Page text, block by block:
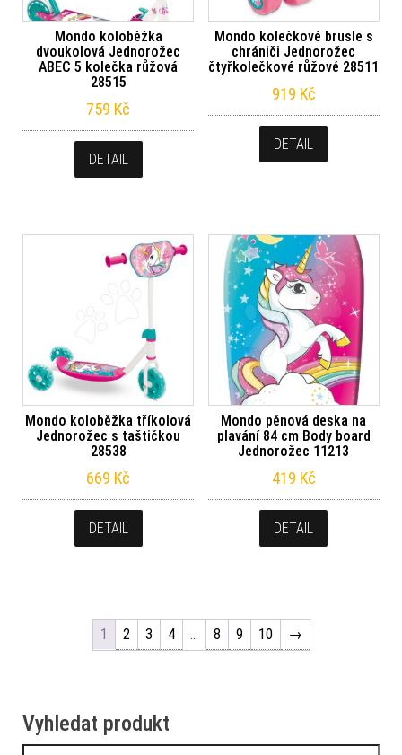
Mondo koloběžka
dvoukolová Jednorožec
ABEC 5 kolečka růžová
28515
759 Kč
DETAIL
Mondo kolečkové brusle s
chrániči Jednorožec
čtyřkolečkové růžové 28511
919 Kč
DETAIL
Mondo koloběžka tříkolová
Jednorožec s taštičkou
28538
669 Kč
DETAIL
Mondo pěnová deska na
plavání 84 cm Body board
Jednorožec 11213
419 Kč
DETAIL
1 2 3 4 … 8 9 10 →
Vyhledat produkt